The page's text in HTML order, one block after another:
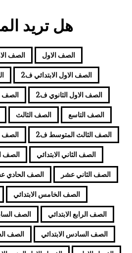
هل تريد
الصف الاول الصف
الصف الاول الابتدائي ف2
الصف الاول الثانوي ف2 الصف
الصف التاسع الصف الثالث
الصف الثالث المتوسط ف2 الصف
الصف الثاني الابتدائي الصف
الصف الثاني عشر الصف الحادي
الصف الخامس الابتدائي
الصف الرابع الابتدائي الصف
الصف السادس الابتدائي الصف